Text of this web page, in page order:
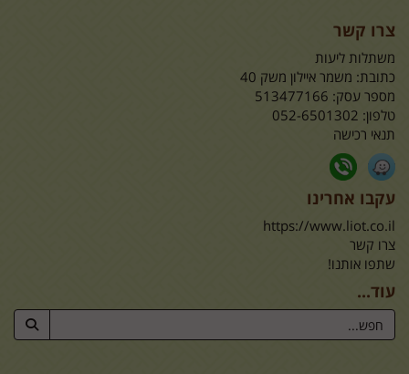
צרו קשר
משתלות ליעות
כתובת: משמר איילון משק 40
מספר עסק: 513477166
טלפון: 052-6501302
תנאי רכישה
עקבו אחרינו
https://www.liot.co.il
צרו קשר
שתפו אותנו!
עוד...